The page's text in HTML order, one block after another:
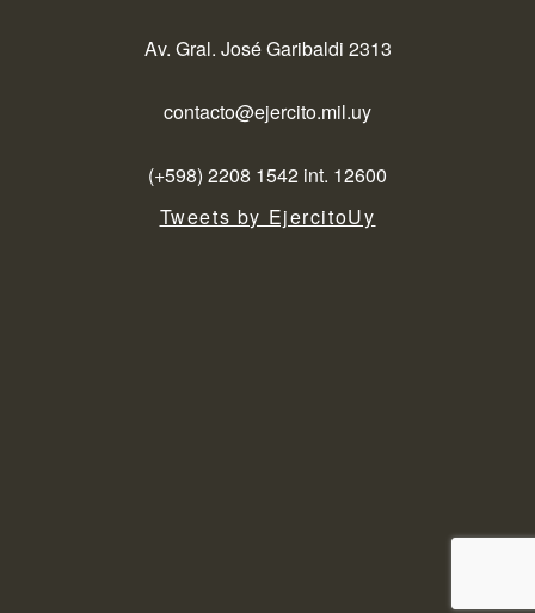
Av. Gral. José Garibaldi 2313
contacto@ejercito.mil.uy
(+598) 2208 1542 int. 12600
Tweets by EjercitoUy